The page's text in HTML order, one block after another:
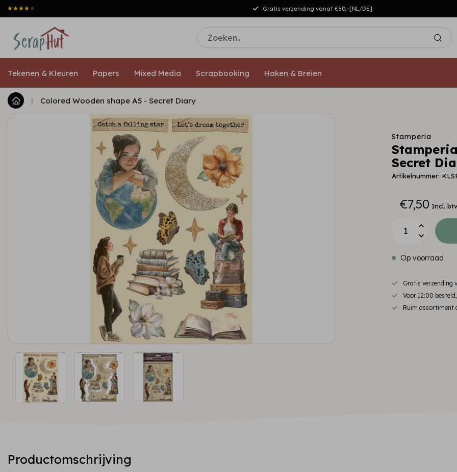
Gratis verzending vanaf €50,-[NL/DE]
Tekenen & Kleuren Papers Mixed Media Scrapbooking Haken & Breien
| Colored Wooden shape A5 - Secret Diary
Stamperia
Secret
Artikelnummer:
€7,50 Incl.
Op voorraad
Gratis
Voor 12:00
Ruim assortiment
Productomschrijving